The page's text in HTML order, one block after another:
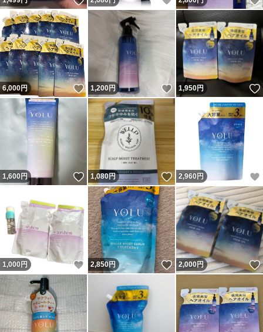
6,000円 いいね！
1,200円 いいね！
1,950円
1,600円 いいね！
1,080円 いいね！
2,960 円
1,000 円 いいね！
2,850円 いいね！
2,000円